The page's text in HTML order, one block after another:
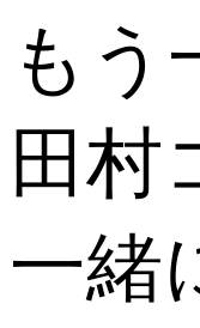
もう
田村
一緒